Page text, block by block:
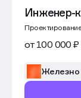
Инженер-
от 100 000 ₽
Железно